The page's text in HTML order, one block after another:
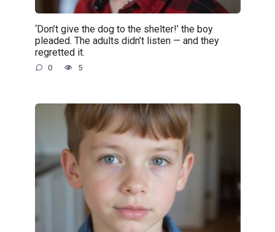
‘Don’t give the dog to the shelter!’ the boy
pleaded. The adults didn’t listen — and they
regretted it.
0 5